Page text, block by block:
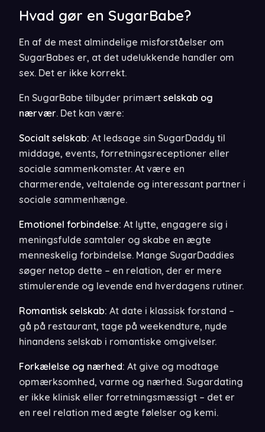
Hvad gør en SugarBabe?
En af de mest almindelige misforståelser om
SugarBabes er, at det udelukkende handler om
sex. Det er ikke korrekt.
En SugarBabe tilbyder primært selskab og
nærvær. Det kan være:
Socialt selskab: At ledsage sin SugarDaddy til
middage, events, forretningsreceptioner eller
sociale sammenkomster. At være en
charmerende, veltalende og interessant partner i
sociale sammenhænge.
Emotionel forbindelse: At lytte, engagere sig i
meningsfulde samtaler og skabe en ægte
menneskelig forbindelse. Mange SugarDaddies
søger netop dette – en relation, der er mere
stimulerende og levende end hverdagens rutiner.
Romantisk selskab: At date i klassisk forstand –
gå på restaurant, tage på weekendture, nyde
hinandens selskab i romantiske omgivelser.
Forkælelse og nærhed: At give og modtage
opmærksomhed, varme og nærhed. Sugardating
er ikke klinisk eller forretningsmæssigt – det er
en reel relation med ægte følelser og kemi.